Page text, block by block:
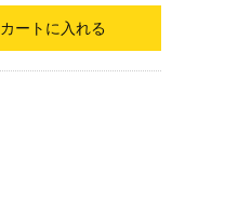
カートに入れる